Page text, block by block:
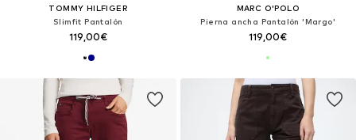
TOMMY HILFIGER
Slimfit Pantalón
119,00€
MARC O'POLO
Pierna ancha Pantalón 'Margo'
119,00€